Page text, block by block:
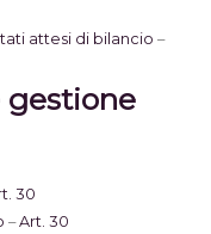
attesi di bilancio –
30
–Art. 30